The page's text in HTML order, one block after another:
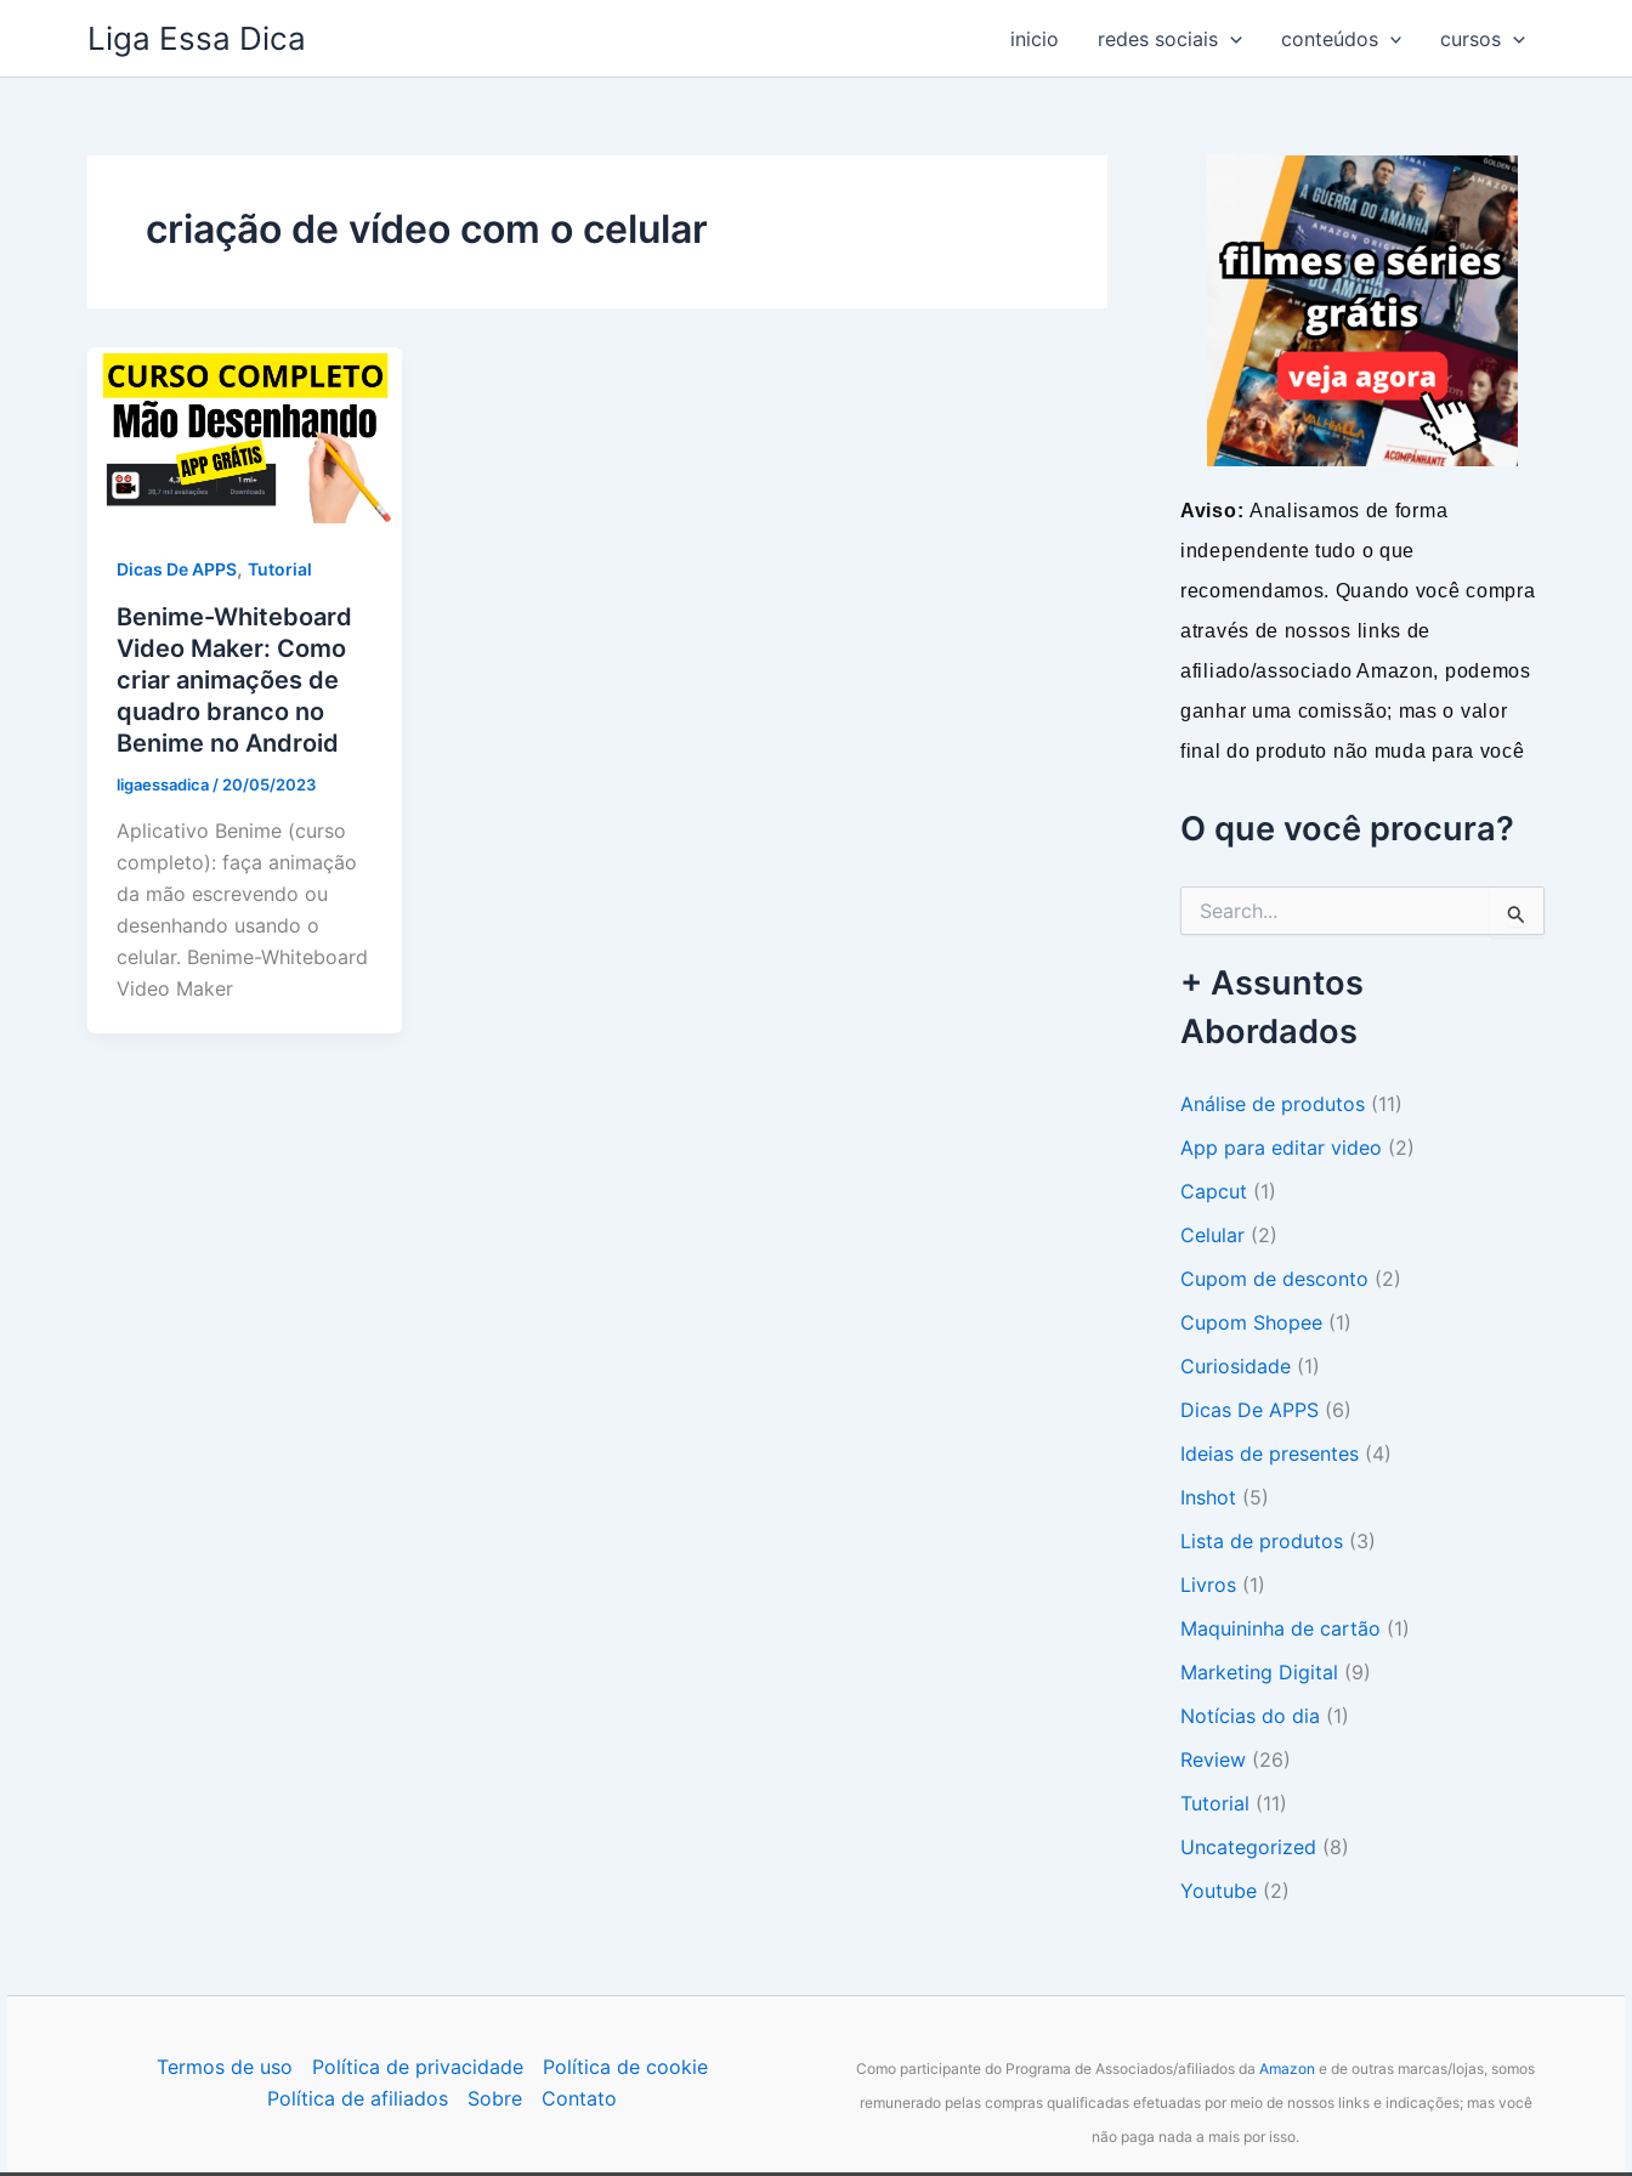
o
Liga Essa Dica inicio redes sociais conteúdos cursos
criação de vídeo com o celular
Dicas De APPS, Tutorial
Benime-Whiteboard
Video Maker: Como
criar animações de
quadro branco no
Benime no Android
ligaessadica/20/05/2023
Aplicativo Benime (curso
completo): faça animação
da mão escrevendo ou
desenhando usando o
celular. Benime-Whiteboard
Video Maker
Aviso: Analisamos de forma
independente tudo o que
recomendamos. Quando você compra
através de nossos links de
afiliado/associado Amazon, podemos
ganhar uma comissão; mas o valor
final do produto não muda para você
O que você procura?
e
q
r
o
:
+ Assuntos
Abordados
Análise de produtos (11)
App para editar video (2)
Capcut (1)
Celular (2)
Cupom de desconto (2)
Cupom Shopee (1)
Curiosidade (1)
Dicas De APPS (6)
Ideias de presentes (4)
Inshot (5)
Lista de produtos (3)
Livros (1)
Maquininha de cartão (1)
Marketing Digital (9)
Notícias do dia (1)
Review (26)
Tutorial (11)
Uncategorized (8)
Youtube (2)
Termos de uso Política de privacidade
Política de cookie
Política de afiliados
Sobre Contato
Como participante do Programa de Associados/afiliados da Amazon e de outras marcas/lojas, somos
remunerado pelas compras qualificadas efetuadas por meio de nossos links e indicações; mas você
não paga nada a mais por isso.